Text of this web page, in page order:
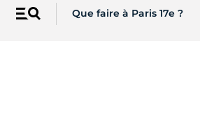
Menu Que faire à Paris 17e ?